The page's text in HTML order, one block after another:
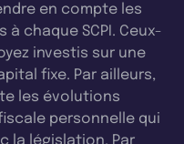
en compte les
chaque SCPI. Ceux-
investis sur une
fixe. Par ailleurs,
les évolutions
personnelle qui
la législation. Par